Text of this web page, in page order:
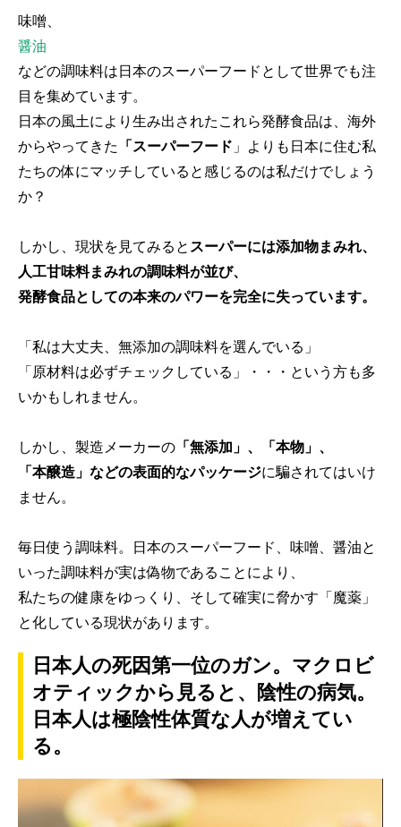
味噌、
醤油
などの調味料は日本のスーパーフードとして世界でも注
目を集めています。
日本の風土により生み出されたこれら発酵食品は、海外
からやってきた 「スーパーフード 」よりも日本に住む私
たちの体にマッチしていると感じるのは私だけでしょう
か？
しかし、現状を見てみると スーパーには添加物まみれ、
人工甘味料まみれの調味料が並び、
発酵食品としての本来のパワーを完全に失っています。
「私は大丈夫、無添加の調味料を選んでいる」
「原材料は必ずチェックしている」・・・という方も多
いかもしれません。
しかし、製造メーカーの 「無添加」、「本物」、
「本醸造」などの表面的なパッケージに騙されてはいけ
ません。
毎日使う調味料。日本のスーパーフード、味噌、醤油と
いった調味料が実は偽物であることにより、
私たちの健康をゆっくり、そして確実に脅かす「魔薬」
と化している現状があります。
日本人の死因第一位のガン。マクロビ
オティックから見ると、陰性の病気。
日本人は極陰性体質な人が増えてい
る。